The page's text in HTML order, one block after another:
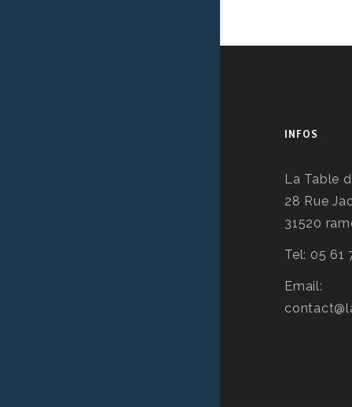
INFOS
La Table
28 Rue
31520
Tel: 05 61
Email: